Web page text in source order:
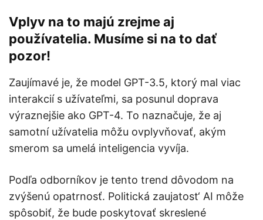
Vplyv na to majú zrejme aj
používatelia. Musíme si na to dať
pozor!
Zaujímavé je, že model GPT-3.5, ktorý mal viac
interakcií s užívateľmi, sa posunul doprava
výraznejšie ako GPT-4. To naznačuje, že aj
samotní užívatelia môžu ovplyvňovať, akým
smerom sa umelá inteligencia vyvíja.
Podľa odborníkov je tento trend dôvodom na
zvýšenú opatrnosť. Politická zaujatost‘ AI môže
spôsobiť, že bude poskytovať skreslené